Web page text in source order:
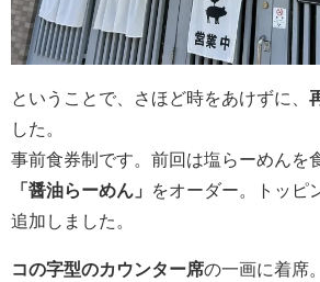
ということで、さほど時をあけずに、
した。
事前食券制です。前回は塩らーめんを
「醤油らーめん」
をオーダー。トッピ
追加しました。
コの字型のカウンター席の一画に着席